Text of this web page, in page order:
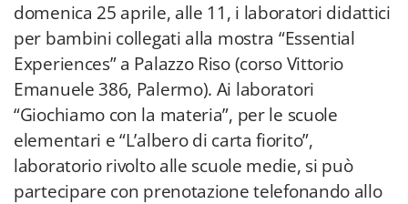
domenica 25 aprile, alle 11, i laboratori didattici
per bambini collegati alla mostra “Essential
Experiences” a Palazzo Riso (corso Vittorio
Emanuele 386, Palermo). Ai laboratori
“Giochiamo con la materia”, per le scuole
elementari e “L’albero di carta fiorito”,
laboratorio rivolto alle scuole medie, si può
partecipare con prenotazione telefonando allo